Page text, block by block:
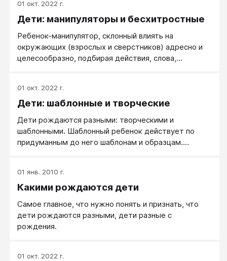
взрослые или другие дети - скажут, что те хотят от
них, дети-лидеры сразу заявляют о своих желаниях
окружающих вокруг них - ведомыми.
01 окт. 2022 г.
Дети: манипуляторы и бесхитростные
Ребенок-манипулятор, склонный влиять на
окружающих (взрослых и сверстников) адресно и
целесообразно, подбирая действия, слова,
01 окт. 2022 г.
Дети: шаблонные и творческие
Дети рождаются разными: творческими и
шаблонными. Шаблонный ребенок действует по
придуманным до него шаблонам и образцам.
01 янв. 2010 г.
Какими рождаются дети
Самое главное, что нужно понять и признать, что
дети рождаются разными, дети разные с
рождения.
01 окт. 2022 г.